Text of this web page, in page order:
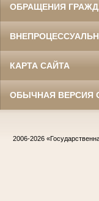
ОБРАЩЕНИЯ
КАРТА САЙТА
ОБЫЧНАЯ ВЕРСИЯ
2006-2026